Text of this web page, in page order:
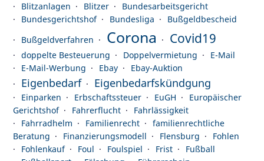
Blitzanlagen
Blitzer
Bundesarbeitsgericht
Bundesgerichtshof
Bundesliga
Bußgeldbescheid
Bußgeldverfahren
Corona Covid19
doppelte Besteuerung Doppelvermietung
E-Mail
E-Mail-Werbung
Ebay Ebay-Auktion
Eigenbedarf Eigenbedarfskündgung
Einparken Erbschaftssteuer EuGH
Europäischer
Gerichtshof
Fahrerflucht
Fahrlässigkeit
Fahrradhelm
Familienrecht
familienrechtliche
Beratung
Finanzierungsmodell Flensburg
Fohlen
Fohlenkauf
Foul Foulspiel Frist
Fußball